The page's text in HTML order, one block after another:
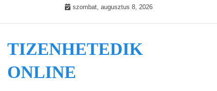
szombat, augusztus 8, 2026
TIZENHETEDIK
ONLINE